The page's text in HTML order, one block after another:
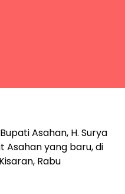
Asahan, H. Surya
yang baru, di
Rabu